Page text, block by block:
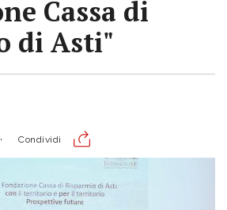
Cassa di
di Asti"
Condividi